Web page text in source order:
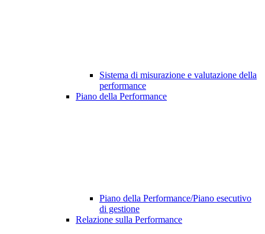
Sistema di misurazione e valutazione della
performance
Piano della Performance
Piano della Performance/Piano esecutivo
di gestione
Relazione sulla Performance